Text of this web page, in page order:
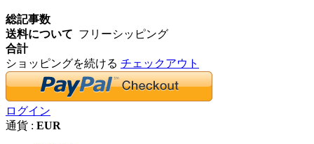
総記事数
送料について フリーシッピング
合計
ショッピングを続ける チェックアウト
ログイン
通貨 : EUR